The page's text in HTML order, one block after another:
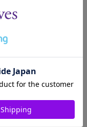
せてご了承ください。
につきましては、4辺